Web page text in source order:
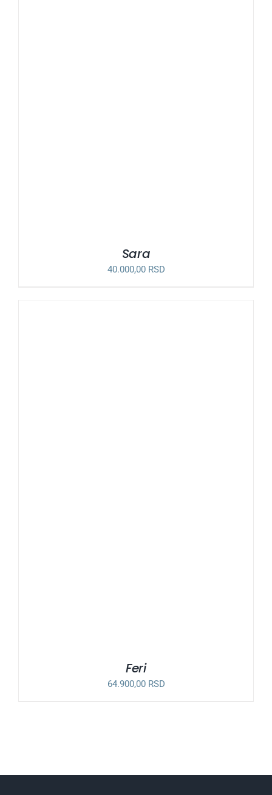
Sara
40.000,00 RSD
Feri
64.900,00 RSD